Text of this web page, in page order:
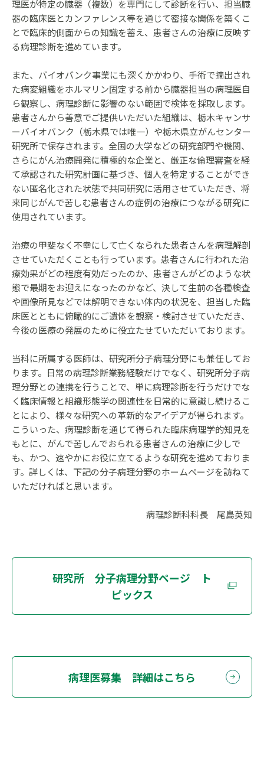
理医が特定の臓器（複数）を専門にして診断を行い、担当臓
器の臨床医とカンファレンス等を通じて密接な関係を築くこ
とで臨床的側面からの知識を蓄え、患者さんの治療に反映す
る病理診断を進めています。
また、バイオバンク事業にも深くかかわり、手術で摘出され
た病変組織をホルマリン固定する前から臓器担当の病理医自
ら観察し、病理診断に影響のない範囲で検体を採取します。
患者さんから善意でご提供いただいた組織は、栃木キャンサ
ーバイオバンク（栃木県では唯一）や栃木県立がんセンター
研究所で保存されます。全国の大学などの研究部門や機関、
さらにがん治療開発に積極的な企業と、厳正な倫理審査を経
て承認された研究計画に基づき、個人を特定することができ
ない匿名化された状態で共同研究に活用させていただき、将
来同じがんで苦しむ患者さんの症例の治療につながる研究に
使用されています。
治療の甲斐なく不幸にして亡くなられた患者さんを病理解剖
させていただくことも行っています。患者さんに行われた治
療効果がどの程度有効だったのか、患者さんがどのような状
態で最期をお迎えになったのかなど、決して生前の各種検査
や画像所見などでは解明できない体内の状況を、担当した臨
床医とともに俯瞰的にご遺体を観察・検討させていただき、
今後の医療の発展のために役立たせていただいております。
当科に所属する医師は、研究所分子病理分野にも兼任してお
ります。日常の病理診断業務経験だけでなく、研究所分子病
理分野との連携を行うことで、単に病理診断を行うだけでな
く臨床情報と組織形態学の関連性を日常的に意識し続けるこ
とにより、様々な研究への革新的なアイデアが得られます。
こういった、病理診断を通じて得られた臨床病理学的知見を
もとに、がんで苦しんでおられる患者さんの治療に少しで
も、かつ、速やかにお役に立てるような研究を進めておりま
す。詳しくは、下記の分子病理分野のホームページを訪ねて
いただければと思います。
病理診断科科長 尾島英知
研究所 分子病理分野ページ ト
ピックス
病理医募集 詳細はこちら